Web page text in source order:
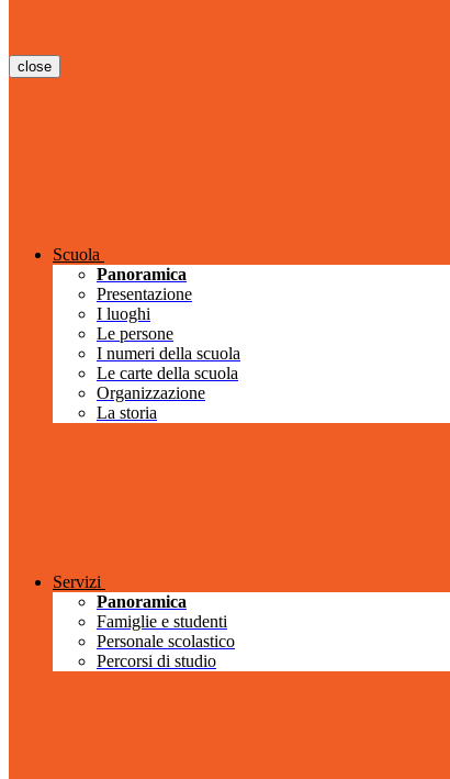
close
Scuola
Panoramica
Presentazione
I luoghi
Le persone
I numeri della scuola
Le carte della scuola
Organizzazione
La storia
Servizi
Panoramica
Famiglie e studenti
Personale scolastico
Percorsi di studio